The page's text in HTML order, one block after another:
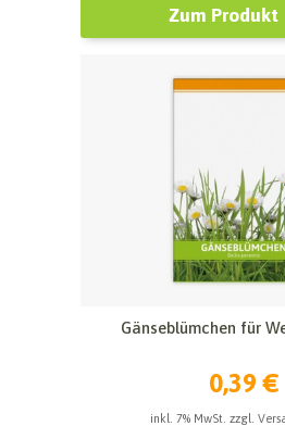
Zum Produkt
Gänseblümchen für
0,39 €
inkl. 7% MwSt. zzgl.